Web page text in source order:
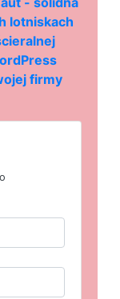
lotniskach
firmy